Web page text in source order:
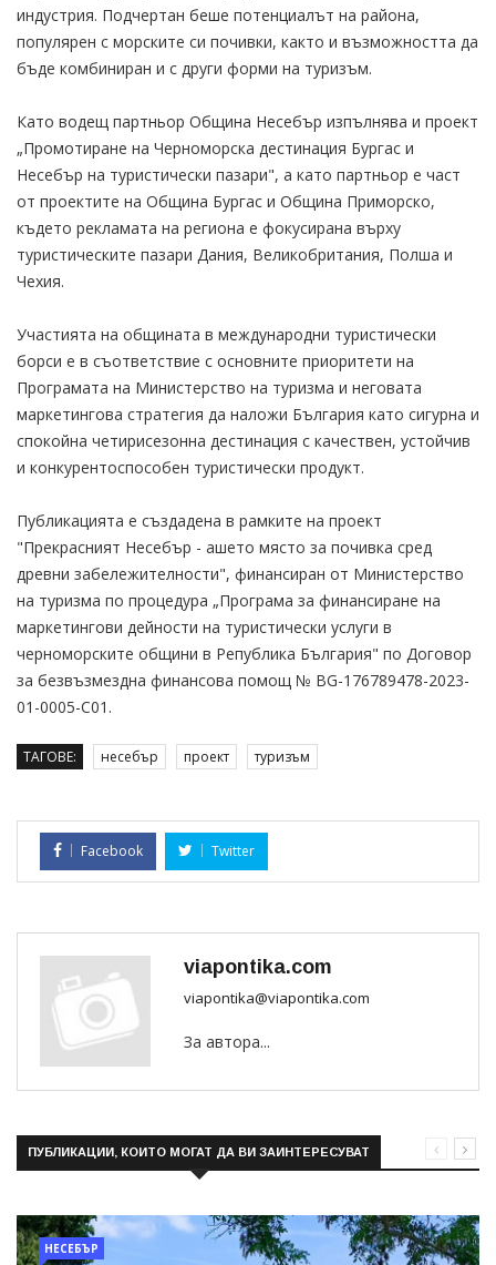
индустрия. Подчертан беше потенциалът на района,
популярен с морските си почивки, както и възможността да
бъде комбиниран и с други форми на туризъм.
Като водещ партньор Община Несебър изпълнява и проект
„Промотиране на Черноморска дестинация Бургас и
Несебър на туристически пазари", а като партньор е част
от проектите на Община Бургас и Община Приморско,
където рекламата на региона е фокусирана върху
туристическите пазари Дания, Великобритания, Полша и
Чехия.
Участията на общината в международни туристически
борси е в съответствие с основните приоритети на
Програмата на Министерство на туризма и неговата
маркетингова стратегия да наложи България като сигурна и
спокойна четирисезонна дестинация с качествен, устойчив
и конкурентоспособен туристически продукт.
Публикацията е създадена в рамките на проект
"Прекрасният Несебър - ашето място за почивка сред
древни забележителности", финансиран от Министерство
на туризма по процедура „Програма за финансиране на
маркетингови дейности на туристически услуги в
черноморските общини в Република България" по Договор
за безвъзмездна финансова помощ № BG-176789478-2023-
01-0005-C01.
ТАГОВЕ: несебър проект туризъм
Facebook Twitter
viapontika.com
viapontika@viapontika.com
За автора...
ПУБЛИКАЦИИ, КОИТО МОГАТ ДА ВИ ЗАИНТЕРЕСУВАТ
НЕСЕБЪР